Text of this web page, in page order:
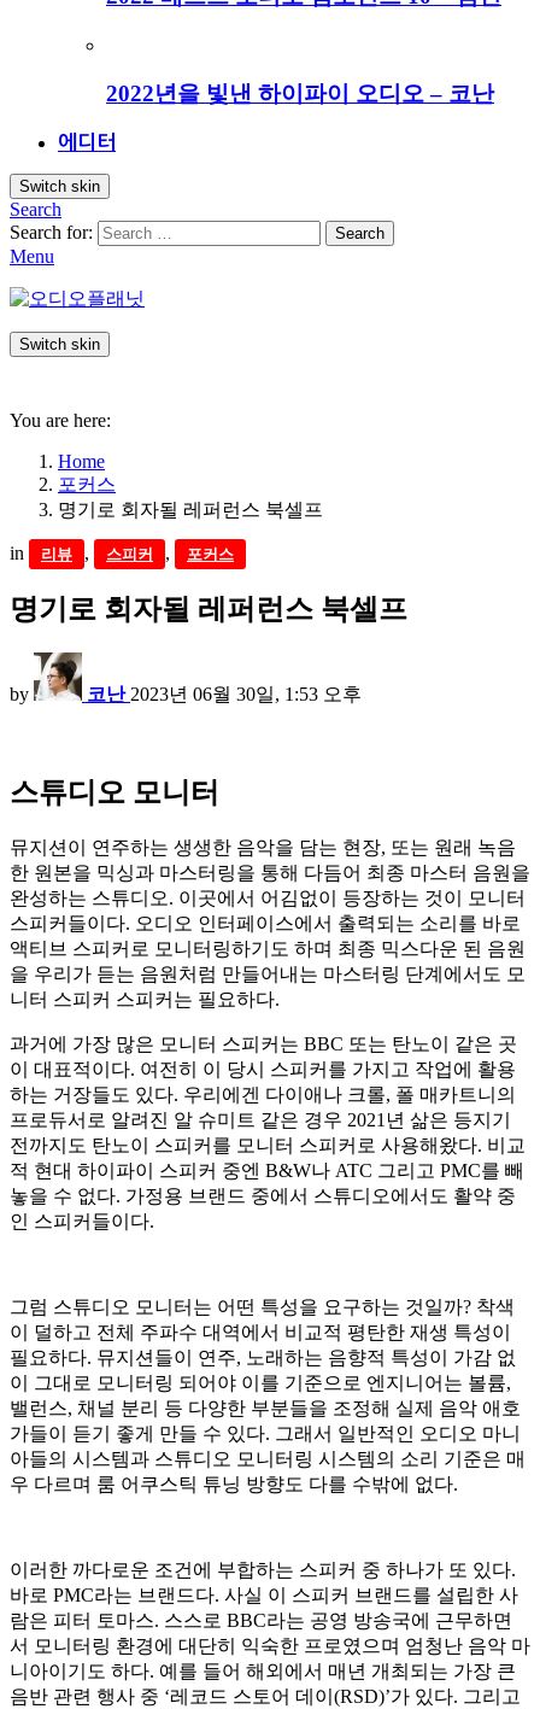
2022년을 빛낸 하이파이 오디오 – 코난
에디터
Switch skin
Search
Search for:
Search
Menu
Switch skin
You are here:
Home
포커스
명기로 회자될 레퍼런스 북셀프
in 리뷰 , 스피커 , 포커스
명기로 회자될 레퍼런스 북셀프
by 코난 2023년 06월 30일, 1:53 오후
스튜디오 모니터
뮤지션이 연주하는 생생한 음악을 담는 현장, 또는 원래 녹음
한 원본을 믹싱과 마스터링을 통해 다듬어 최종 마스터 음원을
완성하는 스튜디오. 이곳에서 어김없이 등장하는 것이 모니터
스피커들이다. 오디오 인터페이스에서 출력되는 소리를 바로
액티브 스피커로 모니터링하기도 하며 최종 믹스다운 된 음원
을 우리가 듣는 음원처럼 만들어내는 마스터링 단계에서도 모
니터 스피커 스피커는 필요하다.
과거에 가장 많은 모니터 스피커는 BBC 또는 탄노이 같은 곳
이 대표적이다. 여전히 이 당시 스피커를 가지고 작업에 활용
하는 거장들도 있다. 우리에겐 다이애나 크롤, 폴 매카트니의
프로듀서로 알려진 알 슈미트 같은 경우 2021년 삶은 등지기
전까지도 탄노이 스피커를 모니터 스피커로 사용해왔다. 비교
적 현대 하이파이 스피커 중엔 B&W나 ATC 그리고 PMC를 빼
놓을 수 없다. 가정용 브랜드 중에서 스튜디오에서도 활약 중
인 스피커들이다.
그럼 스튜디오 모니터는 어떤 특성을 요구하는 것일까? 착색
이 덜하고 전체 주파수 대역에서 비교적 평탄한 재생 특성이
필요하다. 뮤지션들이 연주, 노래하는 음향적 특성이 가감 없
이 그대로 모니터링 되어야 이를 기준으로 엔지니어는 볼륨,
밸런스, 채널 분리 등 다양한 부분들을 조정해 실제 음악 애호
가들이 듣기 좋게 만들 수 있다. 그래서 일반적인 오디오 마니
아들의 시스템과 스튜디오 모니터링 시스템의 소리 기준은 매
우 다르며 룸 어쿠스틱 튜닝 방향도 다를 수밖에 없다.
이러한 까다로운 조건에 부합하는 스피커 중 하나가 또 있다.
바로 PMC라는 브랜드다. 사실 이 스피커 브랜드를 설립한 사
람은 피터 토마스. 스스로 BBC라는 공영 방송국에 근무하면
서 모니터링 환경에 대단히 익숙한 프로였으며 엄청난 음악 마
니아이기도 하다. 예를 들어 해외에서 매년 개최되는 가장 큰
음반 관련 행사 중 ‘레코드 스토어 데이(RSD)’가 있다. 그리고